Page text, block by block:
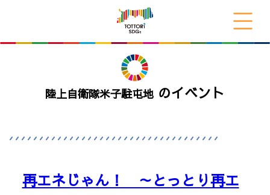
陸上自衛隊米子駐屯地 のイベント
再エネじゃん！ ～とっとり再エ